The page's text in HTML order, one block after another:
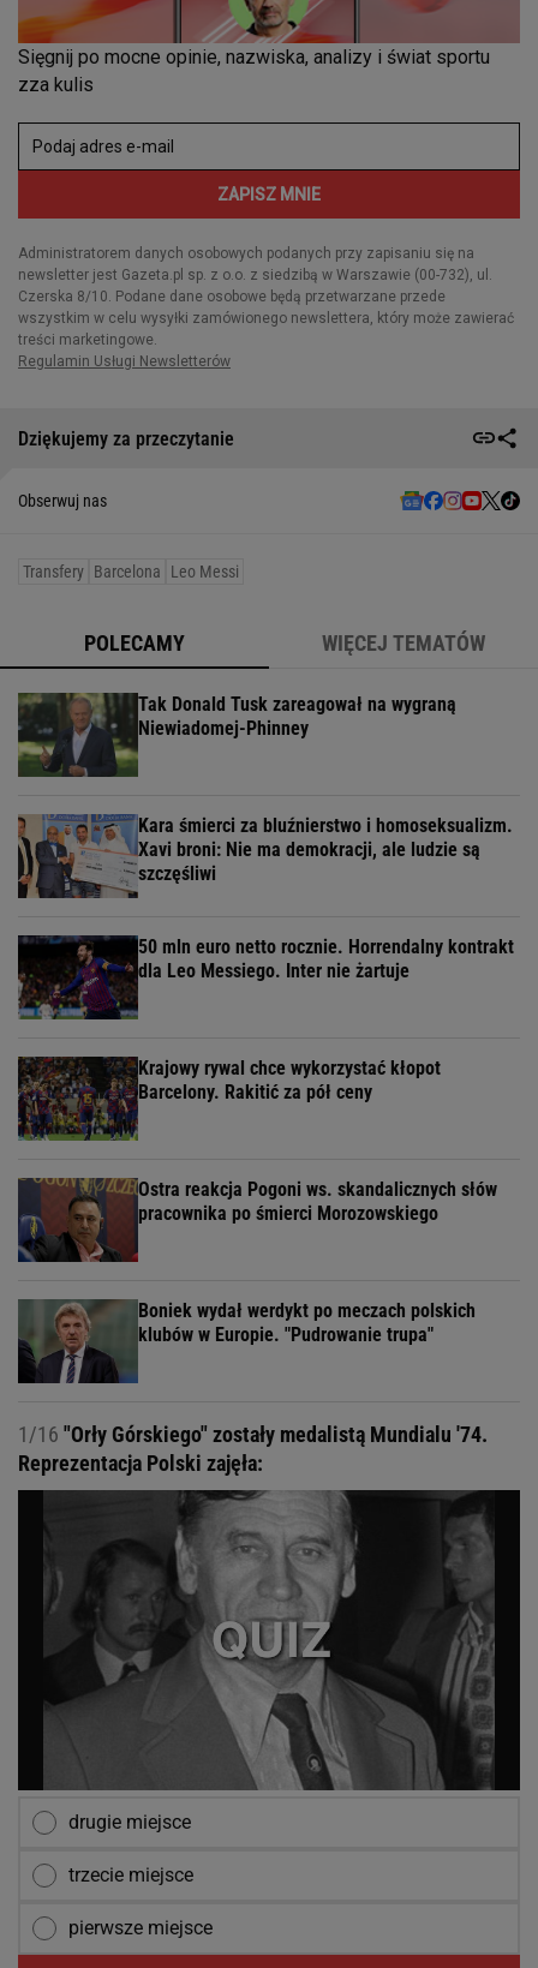
Dziękujemy za przeczytanie
Obserwuj nas
Transfery Barcelona Leo Messi
POLECAMY WIĘCEJ TEMATÓW
Tak Donald Tusk zareagował na wygraną
Niewiadomej-Phinney
Kara śmierci za bluźnierstwo i homoseksualizm.
Xavi broni: Nie ma demokracji, ale ludzie są
szczęśliwi
50 mln euro netto rocznie. Horrendalny kontrakt
dla Leo Messiego. Inter nie żartuje
Krajowy rywal chce wykorzystać kłopot
Barcelony. Rakitić za pół ceny
Ostra reakcja Pogoni ws. skandalicznych słów
pracownika po śmierci Morozowskiego
Boniek wydał werdykt po meczach polskich
klubów w Europie. "Pudrowanie trupa"
1/16 "Orły Górskiego" zostały medalistą Mundialu '74.
Reprezentacja Polski zajęła:
drugie miejsce
trzecie miejsce
pierwsze miejsce